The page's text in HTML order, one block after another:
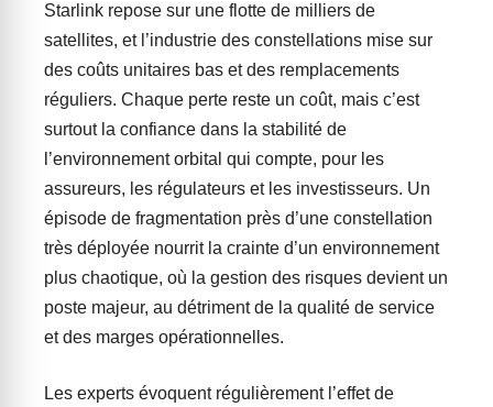
Starlink repose sur une flotte de milliers de
satellites, et l’industrie des constellations mise sur
des coûts unitaires bas et des remplacements
réguliers. Chaque perte reste un coût, mais c’est
surtout la confiance dans la stabilité de
l’environnement orbital qui compte, pour les
assureurs, les régulateurs et les investisseurs. Un
épisode de fragmentation près d’une constellation
très déployée nourrit la crainte d’un environnement
plus chaotique, où la gestion des risques devient un
poste majeur, au détriment de la qualité de service
et des marges opérationnelles.
Les experts évoquent régulièrement l’effet de